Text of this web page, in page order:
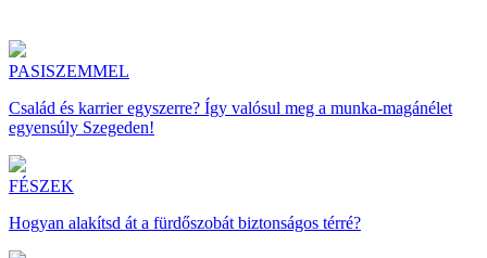
PASISZEMMEL
Család és karrier egyszerre? Így valósul meg a munka-magánélet
egyensúly Szegeden!
FÉSZEK
Hogyan alakítsd át a fürdőszobát biztonságos térré?